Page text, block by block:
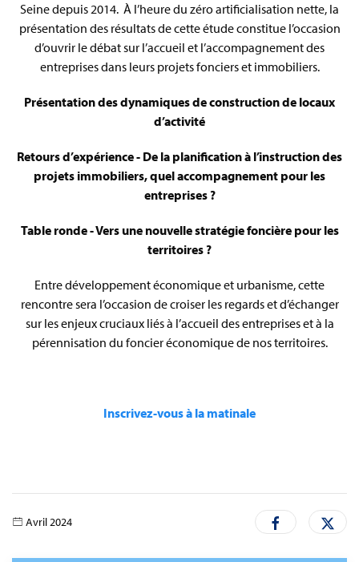
Seine depuis 2014. À l’heure du zéro artificialisation nette, la
présentation des résultats de cette étude constitue l’occasion
d’ouvrir le débat sur l’accueil et l’accompagnement des
entreprises dans leurs projets fonciers et immobiliers.
Présentation des dynamiques de construction de locaux
d’activité
Retours d’expérience - De la planification à l’instruction des
projets immobiliers, quel accompagnement pour les
entreprises ?
Table ronde - Vers une nouvelle stratégie foncière pour les
territoires ?
Entre développement économique et urbanisme, cette
rencontre sera l’occasion de croiser les regards et d’échanger
sur les enjeux cruciaux liés à l’accueil des entreprises et à la
pérennisation du foncier économique de nos territoires.
Inscrivez-vous à la matinale
Avril 2024